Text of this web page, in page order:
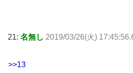
21: 名無し 2019/03/26(火)
>>13